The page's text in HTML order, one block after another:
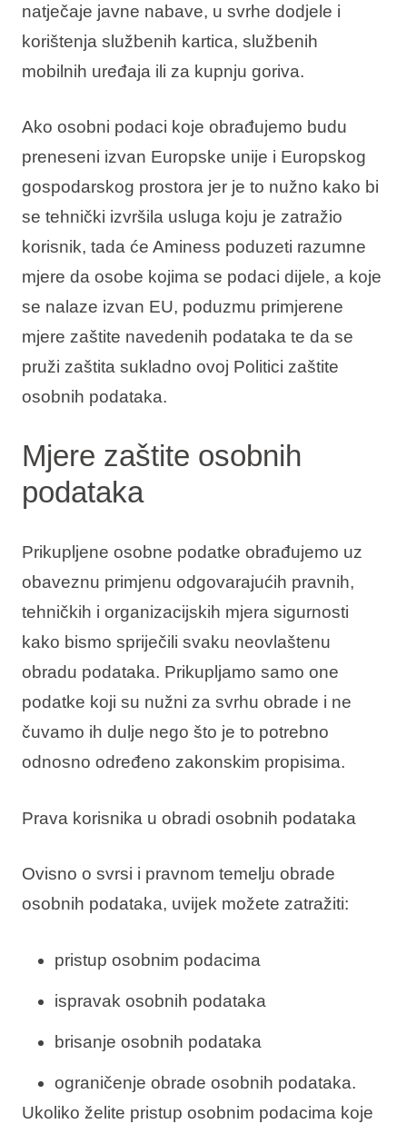
natječaje javne nabave, u svrhe dodjele i
korištenja službenih kartica, službenih
mobilnih uređaja ili za kupnju goriva.
Ako osobni podaci koje obrađujemo budu
preneseni izvan Europske unije i Europskog
gospodarskog prostora jer je to nužno kako bi
se tehnički izvršila usluga koju je zatražio
korisnik, tada će Aminess poduzeti razumne
mjere da osobe kojima se podaci dijele, a koje
se nalaze izvan EU, poduzmu primjerene
mjere zaštite navedenih podataka te da se
pruži zaštita sukladno ovoj Politici zaštite
osobnih podataka.
Mjere zaštite osobnih
podataka
Prikupljene osobne podatke obrađujemo uz
obaveznu primjenu odgovarajućih pravnih,
tehničkih i organizacijskih mjera sigurnosti
kako bismo spriječili svaku neovlaštenu
obradu podataka. Prikupljamo samo one
podatke koji su nužni za svrhu obrade i ne
čuvamo ih dulje nego što je to potrebno
odnosno određeno zakonskim propisima.
Prava korisnika u obradi osobnih podataka
Ovisno o svrsi i pravnom temelju obrade
osobnih podataka, uvijek možete zatražiti:
pristup osobnim podacima
ispravak osobnih podataka
brisanje osobnih podataka
ograničenje obrade osobnih podataka.
Ukoliko želite pristup osobnim podacima koje